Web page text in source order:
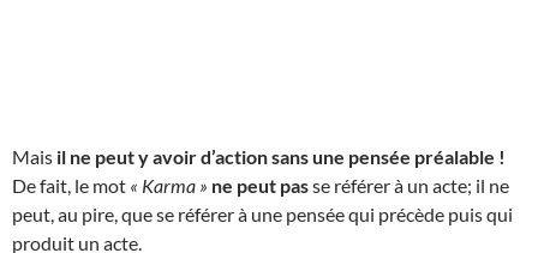
Mais il ne peut y avoir d’action sans une pensée préalable !
De fait, le mot « Karma » ne peut passe référer à un acte; il ne
peut, au pire, que se référer à une pensée qui précède puis qui
produit un acte.